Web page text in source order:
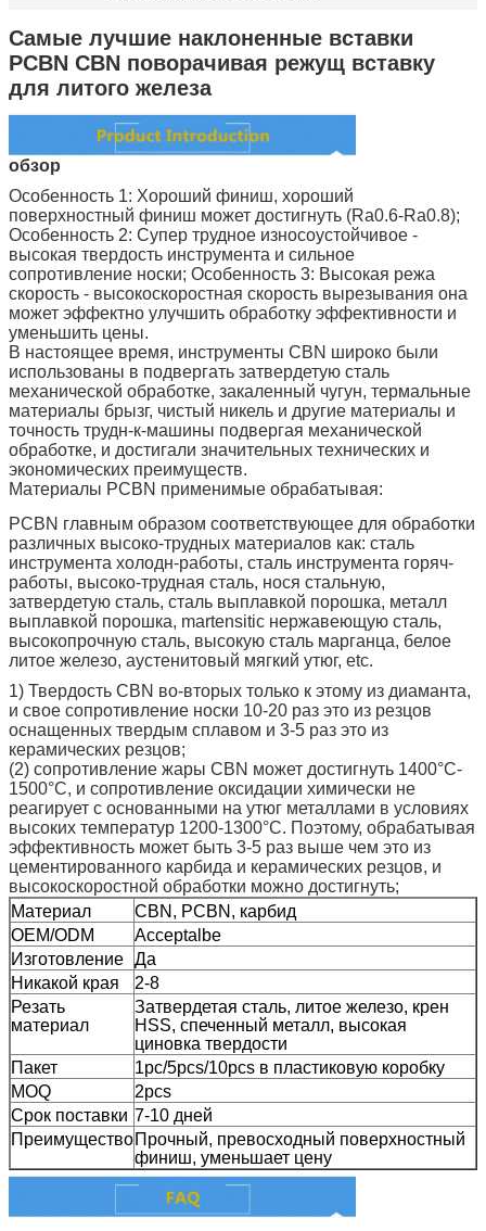
Самые лучшие наклоненные вставки
PCBN CBN поворачивая режущ вставку
для литого железа
обзор
Особенность 1: Хороший финиш, хороший
поверхностный финиш может достигнуть (Ra0.6-Ra0.8);
Особенность 2: Супер трудное износоустойчивое -
высокая твердость инструмента и сильное
сопротивление носки; Особенность 3: Высокая режа
скорость - высокоскоростная скорость вырезывания она
может эффектно улучшить обработку эффективности и
уменьшить цены.
В настоящее время, инструменты CBN широко были
использованы в подвергать затвердетую сталь
механической обработке, закаленный чугун, термальные
материалы брызг, чистый никель и другие материалы и
точность трудн-к-машины подвергая механической
обработке, и достигали значительных технических и
экономических преимуществ.
Материалы PCBN применимые обрабатывая:
PCBN главным образом соответствующее для обработки
различных высоко-трудных материалов как: сталь
инструмента холодн-работы, сталь инструмента горяч-
работы, высоко-трудная сталь, нося стальную,
затвердетую сталь, сталь выплавкой порошка, металл
выплавкой порошка, martensitic нержавеющую сталь,
высокопрочную сталь, высокую сталь марганца, белое
литое железо, аустенитовый мягкий утюг, etc.
1) Твердость CBN во-вторых только к этому из диаманта,
и свое сопротивление носки 10-20 раз это из резцов
оснащенных твердым сплавом и 3-5 раз это из
керамических резцов;
(2) сопротивление жары CBN может достигнуть 1400°C-
1500°C, и сопротивление оксидации химически не
реагирует с основанными на утюг металлами в условиях
высоких температур 1200-1300°C. Поэтому, обрабатывая
эффективность может быть 3-5 раз выше чем это из
цементированного карбида и керамических резцов, и
высокоскоростной обработки можно достигнуть;
Материал
CBN, PCBN, карбид
OEM/ODM
Acceptalbe
Изготовление Да
Никакой края
2-8
Резать
материал
Затвердетая сталь, литое железо, крен
HSS, спеченный металл, высокая
циновка твердости
Пакет
1pc/5pcs/10pcs в пластиковую коробку
MOQ
2pcs
Срок поставки 7-10 дней
ПреимуществоПрочный, превосходный поверхностный
финиш, уменьшает цену